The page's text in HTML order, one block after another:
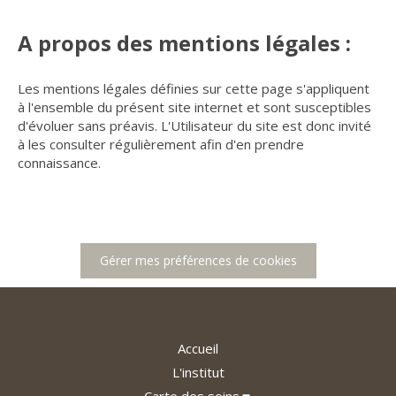
A propos des mentions légales :
Les mentions légales définies sur cette page s'appliquent
à l'ensemble du présent site internet et sont susceptibles
d'évoluer sans préavis. L'Utilisateur du site est donc invité
à les consulter régulièrement afin d'en prendre
connaissance.
Gérer mes préférences de cookies
Accueil
L'institut